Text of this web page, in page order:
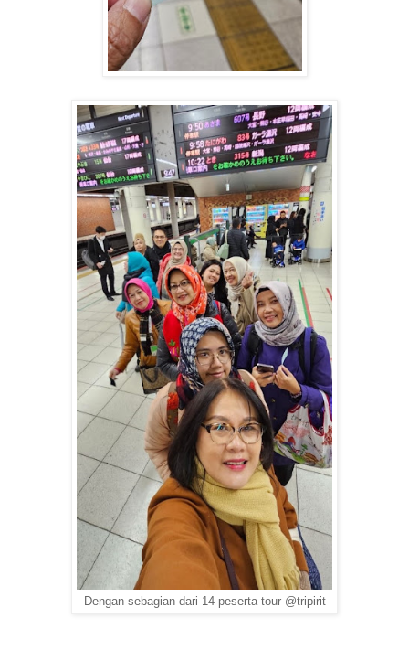
Dengan sebagian dari 14 peserta tour @tripirit